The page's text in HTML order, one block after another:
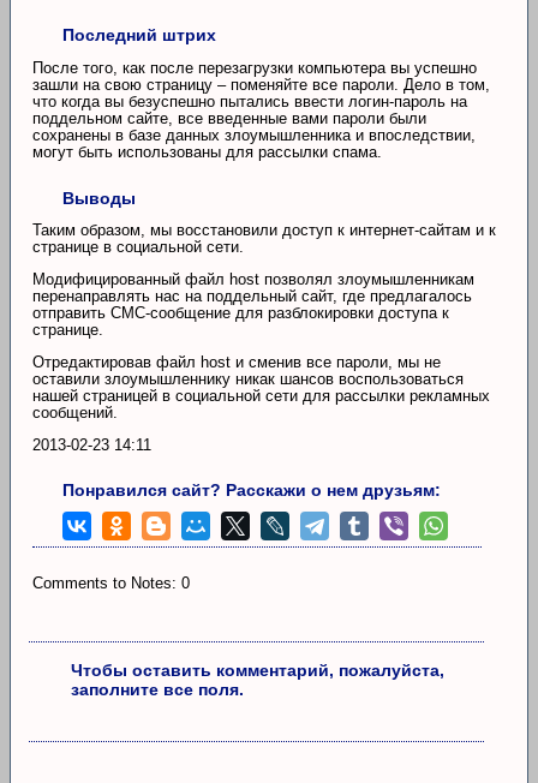
Последний штрих
После того, как после перезагрузки компьютера вы успешно
зашли на свою страницу – поменяйте все пароли. Дело в том,
что когда вы безуспешно пытались ввести логин-пароль на
поддельном сайте, все введенные вами пароли были
сохранены в базе данных злоумышленника и впоследствии,
могут быть использованы для рассылки спама.
Выводы
Таким образом, мы восстановили доступ к интернет-сайтам и к
странице в социальной сети.
Модифицированный файл host позволял злоумышленникам
перенаправлять нас на поддельный сайт, где предлагалось
отправить СМС-сообщение для разблокировки доступа к
странице.
Отредактировав файл host и сменив все пароли, мы не
оставили злоумышленнику никак шансов воспользоваться
нашей страницей в социальной сети для рассылки рекламных
сообщений.
2013-02-23 14:11
Понравился сайт? Расскажи о нем друзьям:
Comments to Notes: 0
Чтобы оставить комментарий, пожалуйста,
заполните все поля.